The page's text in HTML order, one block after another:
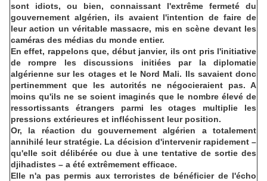
sont idiots, ou bien, connaissant l'extrême fermeté du
gouvernement algérien, ils avaient l'intention de faire de
leur action un véritable massacre, mis en scène devant les
caméras des médias du monde entier.
En effet, rappelons que, début janvier, ils ont pris l'initiative
de rompre les discussions initiées par la diplomatie
algérienne sur les otages et le Nord Mali. Ils savaient donc
pertinemment que les autorités ne négocieraient pas. A
moins qu'ils ne se soient imaginés que le nombre élevé de
ressortissants étrangers parmi les otages multiplie les
pressions extérieures et infléchissent leur position.
Or, la réaction du gouvernement algérien a totalement
annihilé leur stratégie. La décision d'intervenir rapidement –
qu'elle soit délibérée ou due à une tentative de sortie des
djihadistes – a été extrêmement efficace.
Elle n'a pas permis aux terroristes de bénéficier de l'écho